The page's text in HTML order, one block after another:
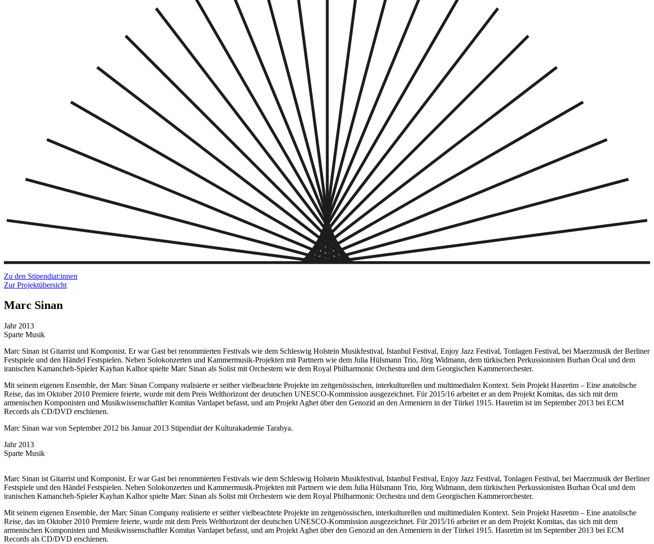
Zu den Stipendiat:innen
Zur Projektübersicht
Marc Sinan
Jahr 2013
Sparte Musik
Marc Sinan ist Gitarrist und Komponist. Er war Gast bei renommierten Festivals wie dem Schleswig Holstein Musikfestival, Istanbul Festival, Enjoy Jazz Festival, Tonlagen Festival, bei Maerzmusik der Berliner
Festspiele und den Händel Festspielen. Neben Solokonzerten und Kammermusik-Projekten mit Partnern wie dem Julia Hülsmann Trio, Jörg Widmann, dem türkischen Perkussionisten Burhan Öcal und dem
iranischen Kamancheh-Spieler Kayhan Kalhor spielte Marc Sinan als Solist mit Orchestern wie dem Royal Philharmonic Orchestra und dem Georgischen Kammerorchester.
Mit seinem eigenen Ensemble, der Marc Sinan Company realisierte er seither vielbeachtete Projekte im zeitgenössischen, interkulturellen und multimedialen Kontext. Sein Projekt Hasretim – Eine anatolische
Reise, das im Oktober 2010 Premiere feierte, wurde mit dem Preis Welthorizont der deutschen UNESCO-Kommission ausgezeichnet. Für 2015/16 arbeitet er an dem Projekt Komitas, das sich mit dem
armenischen Komponisten und Musikwissenschaftler Komitas Vardapet befasst, und am Projekt Aghet über den Genozid an den Armeniern in der Türkei 1915. Hasretim ist im September 2013 bei ECM
Records als CD/DVD erschienen.
Marc Sinan war von September 2012 bis Januar 2013 Stipendiat der Kulturakademie Tarabya.
Jahr 2013
Sparte Musik
Marc Sinan ist Gitarrist und Komponist. Er war Gast bei renommierten Festivals wie dem Schleswig Holstein Musikfestival, Istanbul Festival, Enjoy Jazz Festival, Tonlagen Festival, bei Maerzmusik der Berliner
Festspiele und den Händel Festspielen. Neben Solokonzerten und Kammermusik-Projekten mit Partnern wie dem Julia Hülsmann Trio, Jörg Widmann, dem türkischen Perkussionisten Burhan Öcal und dem
iranischen Kamancheh-Spieler Kayhan Kalhor spielte Marc Sinan als Solist mit Orchestern wie dem Royal Philharmonic Orchestra und dem Georgischen Kammerorchester.
Mit seinem eigenen Ensemble, der Marc Sinan Company realisierte er seither vielbeachtete Projekte im zeitgenössischen, interkulturellen und multimedialen Kontext. Sein Projekt Hasretim – Eine anatolische
Reise, das im Oktober 2010 Premiere feierte, wurde mit dem Preis Welthorizont der deutschen UNESCO-Kommission ausgezeichnet. Für 2015/16 arbeitet er an dem Projekt Komitas, das sich mit dem
armenischen Komponisten und Musikwissenschaftler Komitas Vardapet befasst, und am Projekt Aghet über den Genozid an den Armeniern in der Türkei 1915. Hasretim ist im September 2013 bei ECM
Records als CD/DVD erschienen.